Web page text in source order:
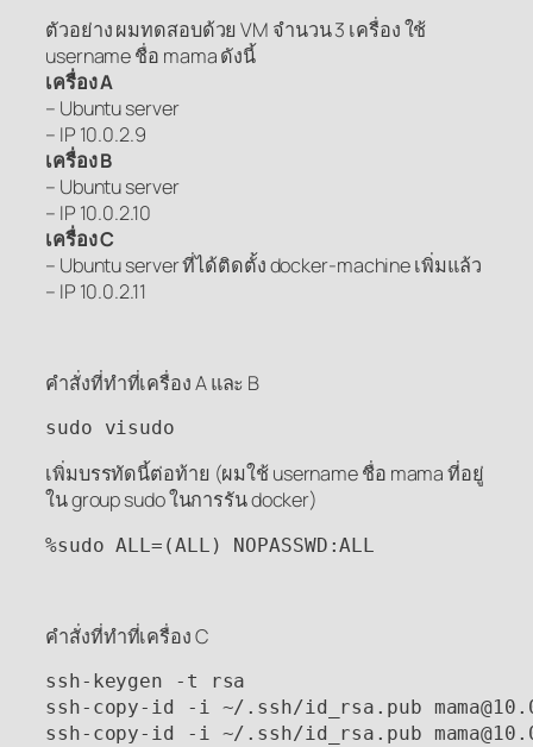
ตัวอย่าง ผมทดสอบด้วย VM จำนวน 3 เครื่อง ใช้
username ชื่อ mama ดังนี้
เครื่อง A
– Ubuntu server
– IP 10.0.2.9
เครื่อง B
– Ubuntu server
– IP 10.0.2.10
เครื่อง C
– Ubuntu server ที่ได้ติดตั้ง docker-machine เพิ่มแล้ว
– IP 10.0.2.11
คำสั่งที่ทำที่เครื่อง A และ B
sudo visudo
เพิ่มบรรทัดนี้ต่อท้าย (ผมใช้ username ชื่อ mama ที่อยู่
ใน group sudo ในการรัน docker)
%sudo ALL=(ALL) NOPASSWD:ALL
คำสั่งที่ทำที่เครื่อง C
ssh-keygen -t rsa
ssh-copy-id -i ~/.ssh/id_rsa.pub
ssh-copy-id -i ~/.ssh/id_rsa.pub